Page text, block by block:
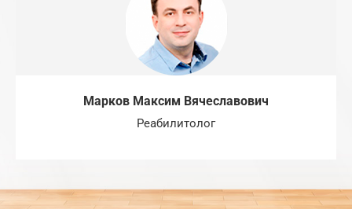
Марков Максим Вячеславович
Реабилитолог